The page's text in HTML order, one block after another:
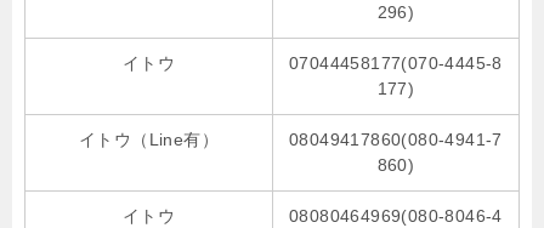
296)
イトウ
07044458177(070-4445-8
177)
イトウ（Line有）
08049417860(080-4941-7
860)
イトウ
08080464969(080-8046-4